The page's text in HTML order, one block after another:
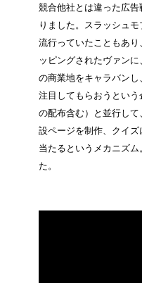
競合他社とは違った広
りました。スラッシュ
流行っていたこともあ
ッピングされたヴァン
の商業地をキャラバン
注目してもらおうとい
の配布含む）と並行し
設ページを制作、クイ
当たるというメカニズ
た。